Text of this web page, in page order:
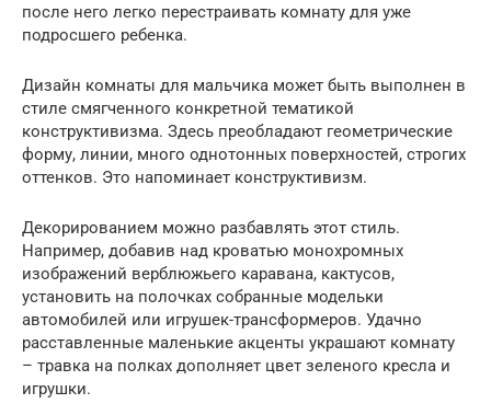
после него легко перестраивать комнату для уже
подросшего ребенка.
Дизайн комнаты для мальчика может быть выполнен в
стиле смягченного конкретной тематикой
конструктивизма. Здесь преобладают геометрические
форму, линии, много однотонных поверхностей, строгих
оттенков. Это напоминает конструктивизм.
Декорированием можно разбавлять этот стиль.
Например, добавив над кроватью монохромных
изображений верблюжьего каравана, кактусов,
установить на полочках собранные модельки
автомобилей или игрушек-трансформеров. Удачно
расставленные маленькие акценты украшают комнату
– травка на полках дополняет цвет зеленого кресла и
игрушки.